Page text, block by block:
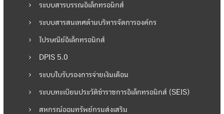
ง
ระบบสารบรรณอิเล็กทรอนิกส์
ระบบสารสนเทศด้านบริหารจัดการองค์กร
ไปรษณีย์อิเล็กทรอนิกส์
DPIS 5.0
ระบบใบรับรองการจ่ายเงินเดือน
ระบบทะเบียนประวัติข้าราชการอิเล็กทรอนิกส์ (SEIS)
สหกรณ์ออมทรัพย์กรมส่งเสริม